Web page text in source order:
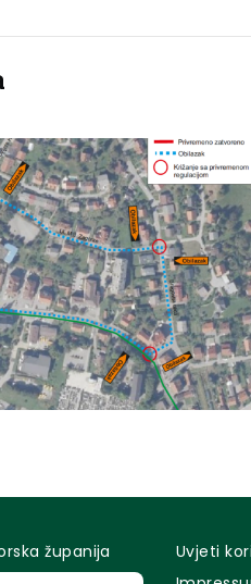
županija
Uvjeti